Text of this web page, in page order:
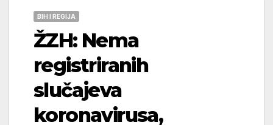
BIH I REGIJA
ŽZH: Nema
registriranih
slučajeva
koronavirusa,